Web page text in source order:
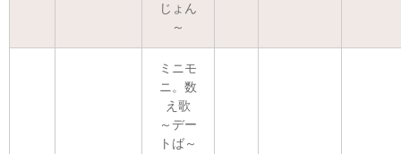
じょん
～
ミニモ
ニ。数
え歌
～デー
トば～